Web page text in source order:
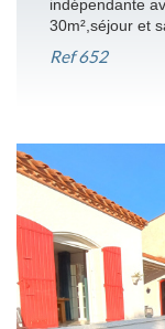
indépendante
30m²,séjour et
Ref652